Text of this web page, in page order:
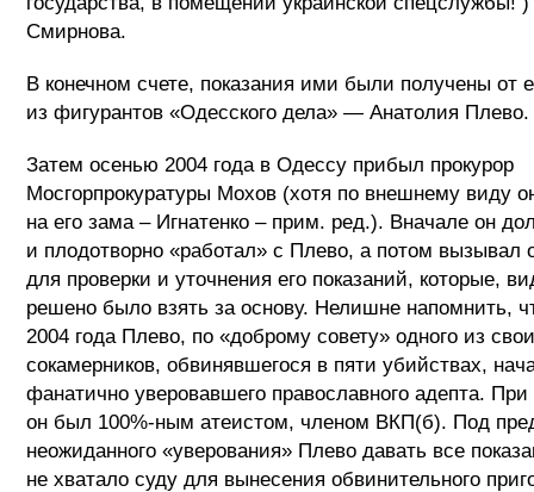
Смирнова.
В конечном счете, показания ими были получены от
из фигурантов «Одесского дела» — Анатолия Плево.
Затем осенью 2004 года в Одессу прибыл прокурор
Мосгорпрокуратуры Мохов (хотя по внешнему виду
на его зама – Игнатенко – прим. ред.). Вначале он
и плодотворно «работал» с Плево, а потом вызывал
для проверки и уточнения его показаний, которые,
решено было взять за основу. Нелишне напомнить,
2004 года Плево, по «доброму совету» одного из
сокамерников, обвинявшегося в пяти убийствах,
фанатично уверовавшего православного адепта.
он был 100%-ным атеистом, членом ВКП(б). Под
неожиданного «уверования» Плево давать все
не хватало суду для вынесения обвинительного